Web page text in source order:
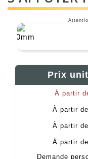
Prix
À partir
À partir
À partir
À partir
Demande